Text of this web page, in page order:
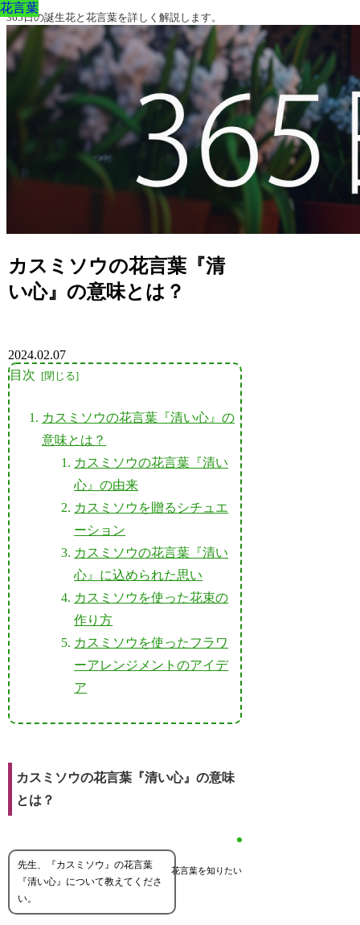
365日の誕生花と花言葉を詳しく解説します。
カスミソウの花言葉『清
い心』の意味とは？
花言葉
2024.02.07
目次
カスミソウの花言葉『清い心』の
意味とは？
カスミソウの花言葉『清い
心』の由来
カスミソウを贈るシチュエ
ーション
カスミソウの花言葉『清い
心』に込められた思い
カスミソウを使った花束の
作り方
カスミソウを使ったフラワ
ーアレンジメントのアイデ
ア
カスミソウの花言葉『清い心』の意味
とは？
花言葉を知りたい
先生、『カスミソウ』の花言葉
『清い心』について教えてくださ
い。
花言葉
花言葉
花言葉
花言葉
花言葉
花言葉